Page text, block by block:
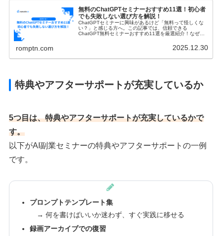
無料のChatGPTセミナーおすすめ11選！初心者
でも失敗しない選び方を解説！
ChatGPTセミナーに興味があるけど「無料って怪しくな
い？」と感じる方へ。この記事では、信頼できる
ChatGPT無料セミナーおすすめ11選を厳選紹介！なぜ無
スキルアップできる理由までわかりやすく解説します。
romptn.com 2025.12.30
特典やアフターサポートが充実しているか
5つ目は、特典やアフターサポートが充実しているかで
す。
以下がAI副業セミナーの特典やアフターサポートの一例
です。
プロンプトテンプレート集
→ 何を書けばいいか迷わず、すぐ実践に移せる
録画アーカイブでの復習